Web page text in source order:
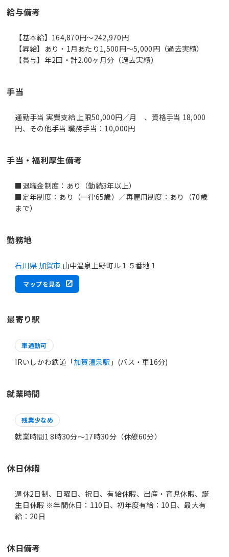
給与備考
【基本給】164,870円～242,970円
【昇給】あり・1月あたり1,500円～5,000円（過去実績）
【賞与】年2回・計2.00ヶ月分（過去実績）
手当
通勤手当 実費支給 上限50,000円／月 、資格手当 18,000
円、その他手当 職務手当：10,000円
手当・福利厚生備考
■退職金制度：あり（勤続3年以上）
■定年制度：あり（一律65歳）／再雇用制度：あり（70歳
まで）
勤務地
石川県 加賀市 山中温泉上野町ル１５番地１
マップを見る
最寄り駅
車通勤可
IRいしかわ鉄道「加賀温泉駅 」(バス・車16分)
就業時間
残業少なめ
就業時間1 8時30分〜17時30分（休憩60分）
休日休暇
週休2日制、日曜日、祝日、有給休暇、出産・育児休暇、誕
生日休暇 ※年間休日：110日、初年度有給：10日、最大有
給：20日
休日備考